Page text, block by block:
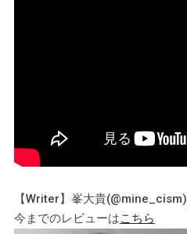
【Writer】峯大貴(@mine_cism)
今までのレビューはこちら